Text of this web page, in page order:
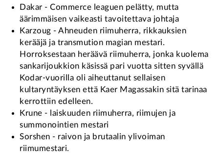
Dakar - Commerce leaguen pelätty, mutta
äärimmäisen vaikeasti tavoitettava johtaja
Karzoug - Ahneuden riimuherra, rikkauksien
kerääjä ja transmution magian mestari.
Horroksestaan heräävä riimuherra, jonka kuolema
sankarijoukkion käsissä pari vuotta sitten syvällä
Kodar-vuorilla oli aiheuttanut sellaisen
kultaryntäyksen että Kaer Magassakin sitä tarinaa
kerrottiin edelleen.
Krune - laiskuuden riimuherra, riimujen ja
summonointien mestari
Sorshen - raivon ja brutaalin ylivoiman
riimumestari.